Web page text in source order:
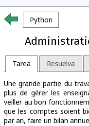
Python
Tarea Resuelva
Une grande partie du
plus de gérer les
veiller au bon
que les comptes soient
par an, faire un bilan